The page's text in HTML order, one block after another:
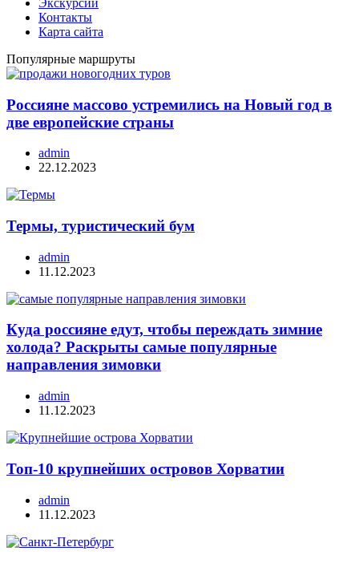
Контакты
Карта сайта
Популярные маршруты
Россияне массово устремились на Новый год в
две европейские страны
admin
22.12.2023
Термы, туристический бум
admin
11.12.2023
Куда россияне едут, чтобы переждать зимние
холода? Раскрыты самые популярные
направления зимовки
admin
11.12.2023
Топ-10 крупнейших островов Хорватии
admin
11.12.2023